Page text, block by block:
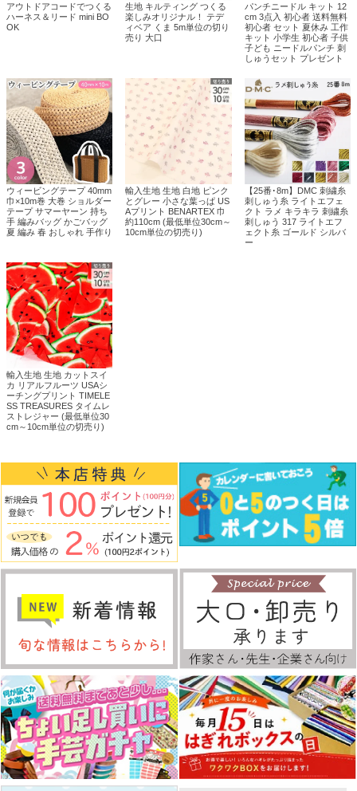
アウトドアコードでつくる
ハーネス＆リード mini BO
OK
生地 キルティング つくる
楽しみオリジナル！ テデ
ィベア くま 5m単位の切り
売り 大口
パンチニードル キット 12
cm 3点入 初心者 送料無料
初心者 セット 夏休み 工作
キット 小学生 初心者 子供
子ども ニードルパンチ 刺
しゅうセット プレゼント
ウィービングテープ 40mm
巾×10m巻 大巻 ショルダー
テープ サマーヤーン 持ち
手 編みバッグ かごバッグ
夏 編み 春 おしゃれ 手作り
輸入生地 生地 白地 ピンク
とグレー 小さな葉っぱ US
Aプリント BENARTEX 巾
約110cm (最低単位30cm～
10cm単位の切売り)
【25番･8m】DMC 刺繍糸
刺しゅう糸 ライトエフェ
クト ラメ キラキラ 刺繍糸
刺しゅう 317 ライトエフ
ェクト糸 ゴールド シルバ
ー
輸入生地 生地 カットスイ
カ リアルフルーツ USAシ
ーチングプリント TIMELE
SS TREASURES タイムレ
ストレジャー (最低単位30
cm～10cm単位の切売り)